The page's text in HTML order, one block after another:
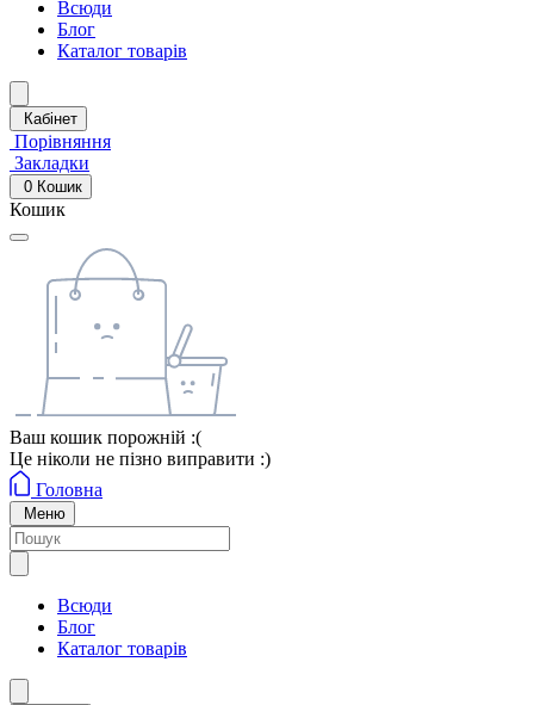
Всюди
Блог
Каталог товарів
Кабінет
Порівняння
Закладки
0 Кошик
Кошик
Ваш кошик порожній :(
Це ніколи не пізно виправити :)
Головна
Меню
Всюди
Блог
Каталог товарів